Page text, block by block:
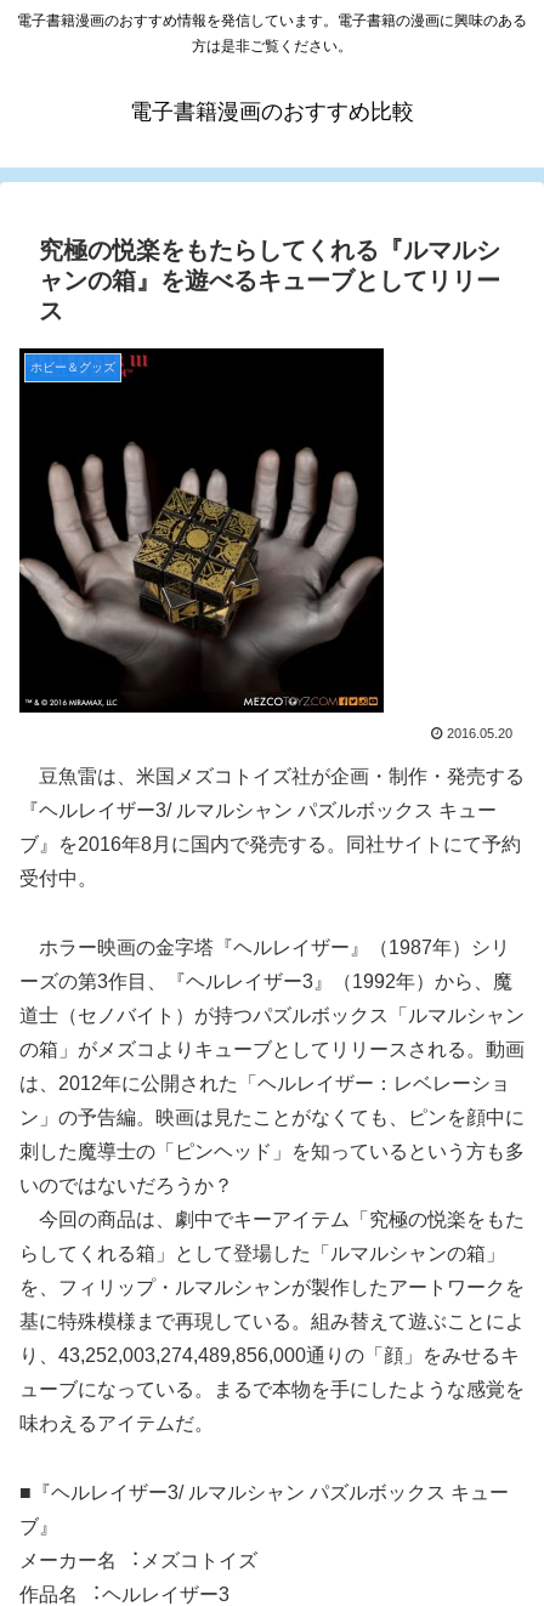
電子書籍漫画のおすすめ情報を発信しています。電子書籍の漫画に興味のある
方は是非ご覧ください。
電子書籍漫画のおすすめ比較
究極の悦楽をもたらしてくれる『ルマルシ
ャンの箱』を遊べるキューブとしてリリー
ス
ホビー＆グッズ
2016.05.20
豆魚雷は、米国メズコトイズ社が企画・制作・発売する
『ヘルレイザー3/ ルマルシャン パズルボックス キュー
ブ』を2016年8月に国内で発売する。同社サイトにて予約
受付中。
ホラー映画の金字塔『ヘルレイザー』（1987年）シリ
ーズの第3作目、『ヘルレイザー3』（1992年）から、魔
道士（セノバイト）が持つパズルボックス「ルマルシャン
の箱」がメズコよりキューブとしてリリースされる。動画
は、2012年に公開された「ヘルレイザー：レベレーショ
ン」の予告編。映画は見たことがなくても、ピンを顔中に
刺した魔導士の「ピンヘッド」を知っているという方も多
いのではないだろうか？
今回の商品は、劇中でキーアイテム「究極の悦楽をもた
らしてくれる箱」として登場した「ルマルシャンの箱」
を、フィリップ・ルマルシャンが製作したアートワークを
基に特殊模様まで再現している。組み替えて遊ぶことによ
り、43,252,003,274,489,856,000通りの「顔」をみせるキ
ューブになっている。まるで本物を手にしたような感覚を
味わえるアイテムだ。
■『ヘルレイザー3/ ルマルシャン パズルボックス キュー
ブ』
メーカー名 ︓メズコトイズ
作品名 ︓ヘルレイザー3